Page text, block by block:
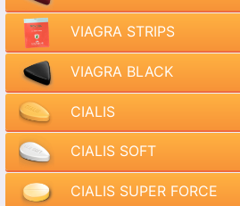
VIAGRA STRIPS
VIAGRA BLACK
CIALIS
CIALIS SOFT
CIALIS SUPER FORCE